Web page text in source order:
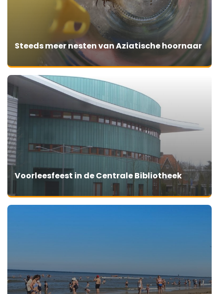
Steeds meer nesten van Aziatische hoornaar
Voorleesfeest in de Centrale Bibliotheek